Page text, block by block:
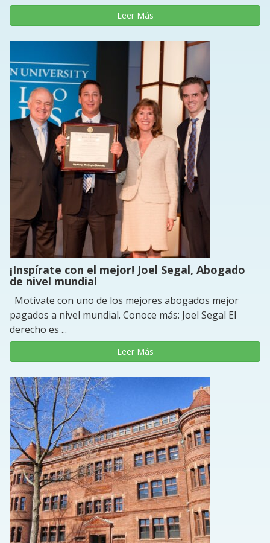
Leer Más
¡Inspírate con el mejor! Joel Segal, Abogado
de nivel mundial
Motívate con uno de los mejores abogados mejor
pagados a nivel mundial. Conoce más: Joel Segal El
derecho es ...
Leer Más